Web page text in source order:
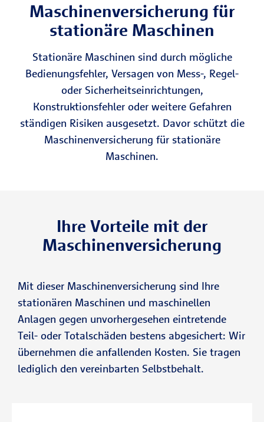
Maschinen­versicherung für
stationäre Maschinen
Stationäre Maschinen sind durch mögliche
Bedienungsfehler, Versagen von Mess-, Regel-
oder Sicherheitseinrichtungen,
Konstruktionsfehler oder weitere Gefahren
ständigen Risiken ausgesetzt. Davor schützt die
Maschinenversicherung für stationäre
Maschinen.
Ihre Vorteile mit der
Maschinenversicherung
Mit dieser Maschinenversicherung sind Ihre
stationären Maschinen und maschinellen
Anlagen gegen unvorhergesehen eintretende
Teil- oder Totalschäden bestens abgesichert: Wir
übernehmen die anfallenden Kosten. Sie tragen
lediglich den vereinbarten Selbstbehalt.